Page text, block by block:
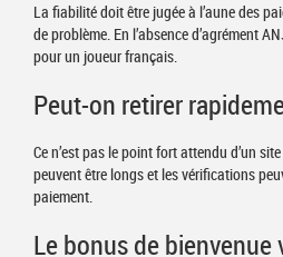
La fiabilité doit être jugée à l’aune des
de problème. En l’absence d’agrément
pour un joueur français.
Peut-on retirer
Ce n’est pas le point fort attendu d’un
peuvent être longs et les vérifications
paiement.
Le bonus de bienvenue